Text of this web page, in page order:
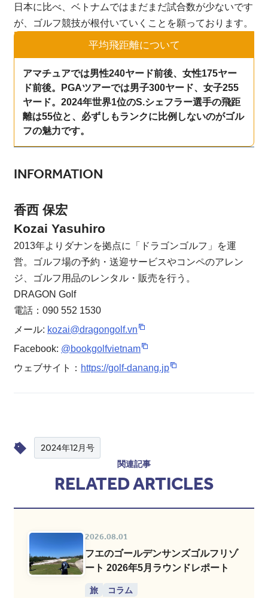
日本に比べ、ベトナムではまだまだ試合数が少ないです
が、ゴルフ競技が根付いていくことを願っております。
平均飛距離について
アマチュアでは男性240ヤード前後、女性175ヤー
ド前後。PGAツアーでは男子300ヤード、女子255
ヤード。2024年世界1位のS.シェフラー選手の飛距
離は55位と、必ずしもランクに比例しないのがゴル
フの魅力です。
INFORMATION
香西 保宏
Kozai Yasuhiro
2013年よりダナンを拠点に「ドラゴンゴルフ」を運
営。ゴルフ場の予約・送迎サービスやコンペのアレン
ジ、ゴルフ用品のレンタル・販売を行う。
DRAGON Golf
電話：090 552 1530
メール: kozai@dragongolf.vn
Facebook: @bookgolfvietnam
ウェブサイト： https://golf-danang.jp
2024年12月号
関連記事
RELATED ARTICLES
2026.08.01
フエのゴールデンサンズゴルフリゾ
ート 2026年5月ラウンドレポート
旅 コラム